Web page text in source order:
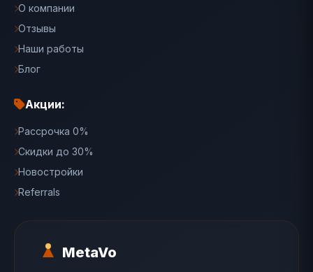
MetaVo
О компании
Отзывы
Наши работы
Блог
Акции:
Рассрочка 0%
Скидки до 30%
Новостройки
Referrals